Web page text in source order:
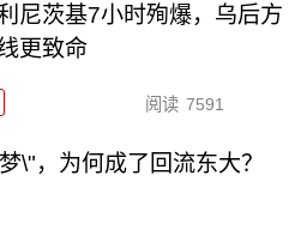
尼茨基7小时殉爆，乌后方
更致命
阅读 7591
\"，为何成了回流东大？